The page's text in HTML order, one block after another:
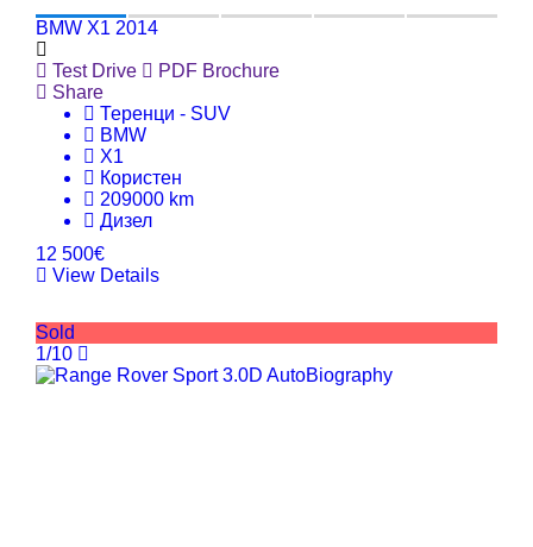
BMW X1 2014
Test Drive
PDF Brochure
Share
Теренци - SUV
BMW
X1
Користен
209000 km
Дизел
12 500€
View Details
Sold
1/10